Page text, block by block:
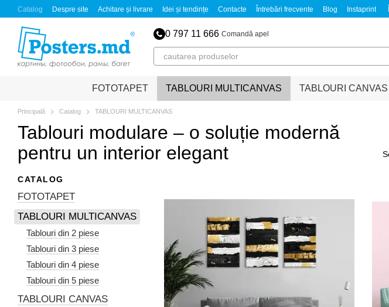
Mergi la conținutul principal
Catalog Despre site Achitare și livrare Idei și tendințe Contacte Întrebări frecvente Blog Instaprint
0 797 11 666 Comandă apel
FOTOTAPET TABLOURI MULTICANVAS TABLOURI CANVAS
Principală Catalog TABLOURI MULTICANVAS
Tablouri modulare – o soluție modernă
pentru un interior elegant
CATALOG
FOTOTAPET
TABLOURI MULTICANVAS
Tablouri din 2 piese
Tablouri din 3 piese
Tablouri din 4 piese
Tablouri din 5 piese
TABLOURI CANVAS